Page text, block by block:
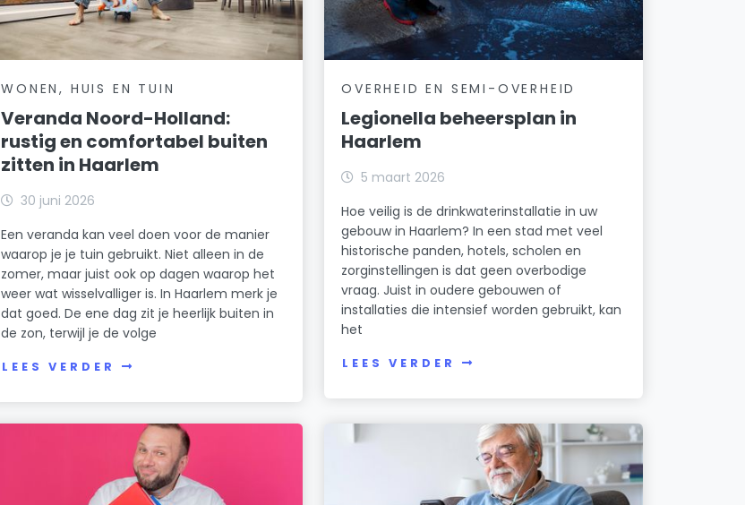
WONEN, HUIS EN TUIN
Veranda Noord-Holland:
rustig en comfortabel buiten
zitten in Haarlem
30 juni 2026
Een veranda kan veel doen voor de manier
waarop je je tuin gebruikt. Niet alleen in de
zomer, maar juist ook op dagen waarop het
weer wat wisselvalliger is. In Haarlem merk je
dat goed. De ene dag zit je heerlijk buiten in
de zon, terwijl je de volge
LEES VERDER
OVERHEID EN SEMI-OVERHEID
Legionella beheersplan in
Haarlem
5 maart 2026
Hoe veilig is de drinkwaterinstallatie in uw
gebouw in Haarlem? In een stad met veel
historische panden, hotels, scholen en
zorginstellingen is dat geen overbodige
vraag. Juist in oudere gebouwen of
installaties die intensief worden gebruikt, kan
het
LEES VERDER